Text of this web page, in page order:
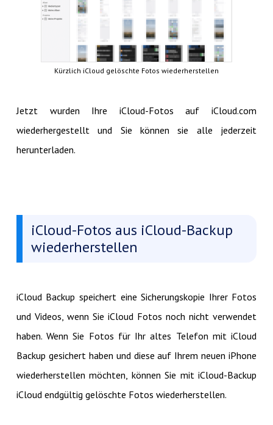
Kürzlich iCloud gelöschte Fotos wiederherstellen
Jetzt wurden Ihre iCloud-Fotos auf iCloud.com
wiederhergestellt und Sie können sie alle jederzeit
herunterladen.
iCloud-Fotos aus iCloud-Backup
wiederherstellen
iCloud Backup speichert eine Sicherungskopie Ihrer Fotos
und Videos, wenn Sie iCloud Fotos noch nicht verwendet
haben. Wenn Sie Fotos für Ihr altes Telefon mit iCloud
Backup gesichert haben und diese auf Ihrem neuen iPhone
wiederherstellen möchten, können Sie mit iCloud-Backup
iCloud endgültig gelöschte Fotos wiederherstellen.